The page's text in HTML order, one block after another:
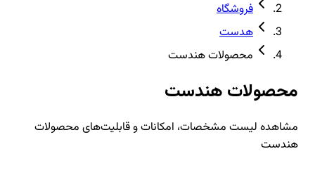
فروشگاه
هدست
محصولات هندست
محصولات هندست
مشاهده لیست مشخصات، امکانات و قابلیت‌های محصولات
هندست